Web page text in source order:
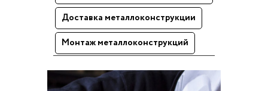
Доставка металлоконструкции
Монтаж металлоконструкций